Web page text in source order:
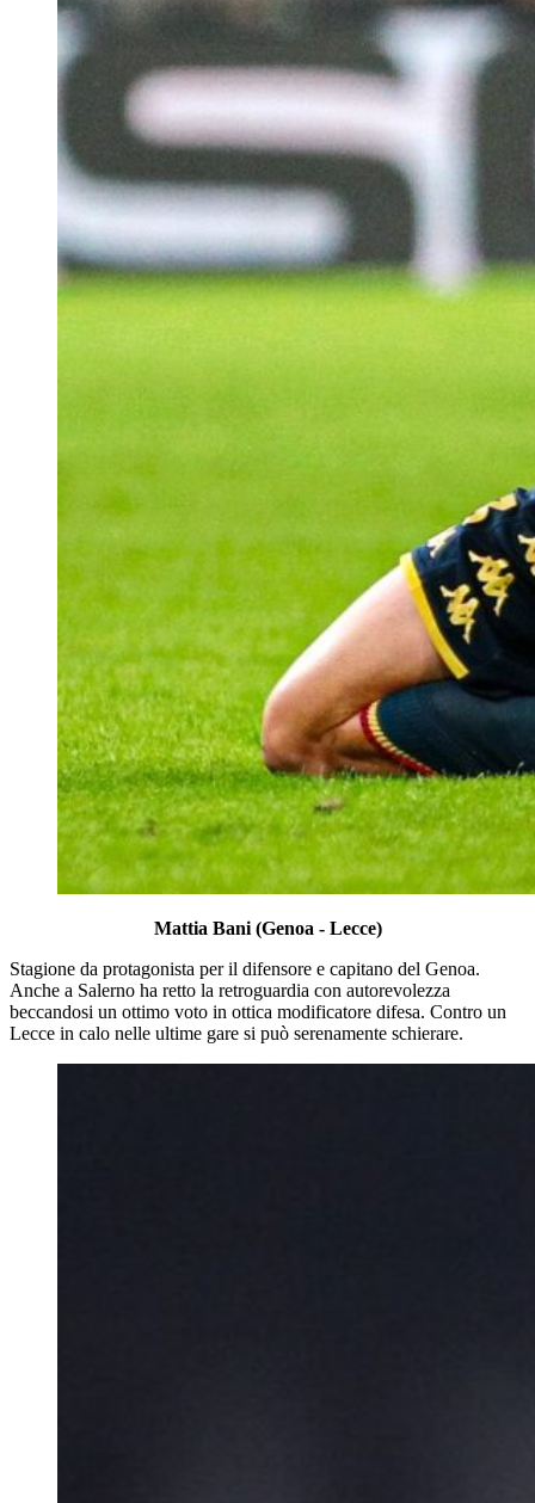
Mattia Bani (Genoa - Lecce)
Stagione da protagonista per il difensore e capitano del Genoa.
Anche a Salerno ha retto la retroguardia con autorevolezza
beccandosi un ottimo voto in ottica modificatore difesa. Contro un
Lecce in calo nelle ultime gare si può serenamente schierare.